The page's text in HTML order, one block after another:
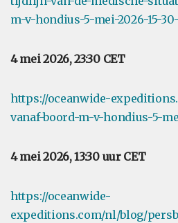
m-v-hondius-5-mei-2026-15-
4 mei 2026, 23:30 CET
https://oceanwide-
vanaf-boord-m-v-hondius-5-
4 mei 2026, 13:30 uur CET
https://oceanwide-
expeditions.com/nl/blog/